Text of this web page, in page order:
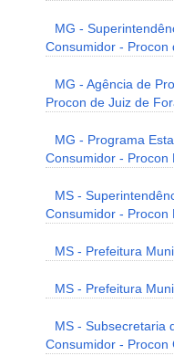
MG -
Consumidor - Procon
MG - Agência de
Procon de Juiz de
MG - Programa
Consumidor - Procon
MS -
Consumidor - Procon
MS - Prefeitura
MS - Prefeitura
MS - Subsecretaria
Consumidor - Procon